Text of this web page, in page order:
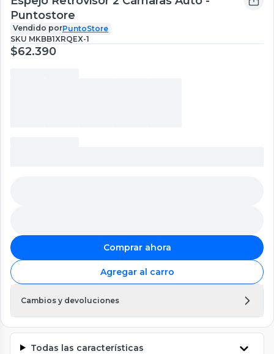
Puntostore
Vendido porPuntoStore
SKU MKBB1XRQEX-1
$62.390
Comprar ahora
Agregar al carro
Cambios y devoluciones
Todas las características